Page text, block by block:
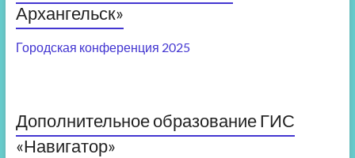
Архангельск»
Городская конференция 2025
Дополнительное образование ГИС
«Навигатор»